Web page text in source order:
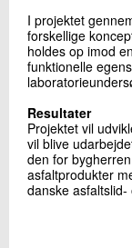
I projektet
forskellige
holdes op imod
funktionelle
Resultater
Projektet vil
vil blive
den for
asfaltprodukter
danske asfaltslid-